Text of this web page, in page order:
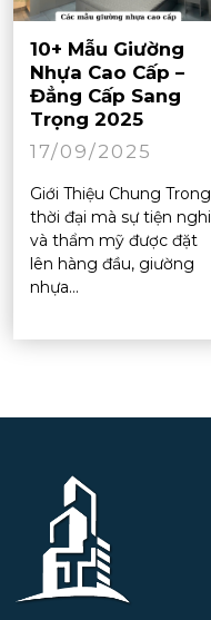
10+ Mẫu Giường
Nhựa Cao Cấp –
Đẳng Cấp Sang
Trọng 2025
17/09/2025
Giới Thiệu Chung Trong
thời đại mà sự tiện nghi
và thẩm mỹ được đặt
lên hàng đầu, giường
nhựa...